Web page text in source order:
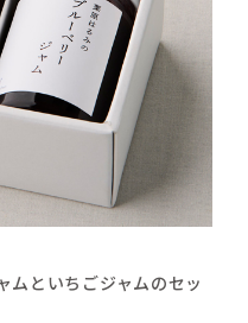
といちごジャムのセッ